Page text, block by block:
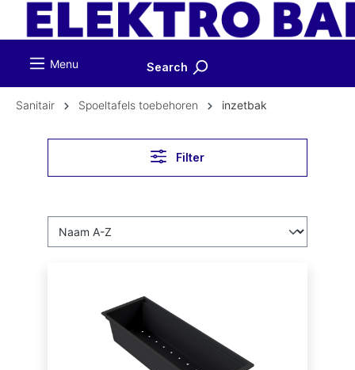
Menu Search
Sanitair Spoeltafels toebehoren inzetbak
Filter